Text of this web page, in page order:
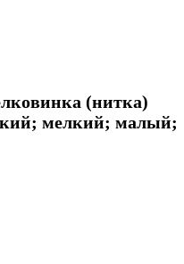
(нитка)
мелкий; малый;